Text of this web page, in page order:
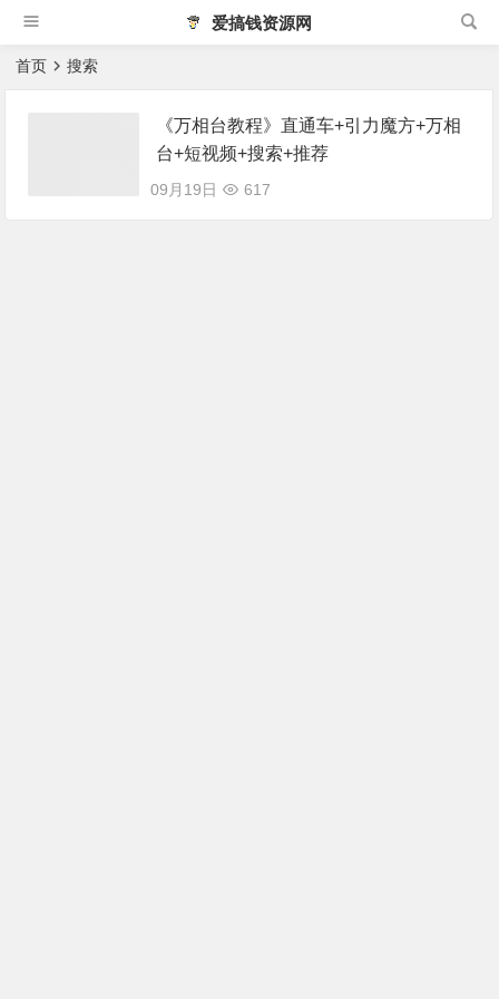
爱搞钱资源网
首页 搜索
《万相台教程》直通车+引力魔方+万相
台+短视频+搜索+推荐
09月19日 617